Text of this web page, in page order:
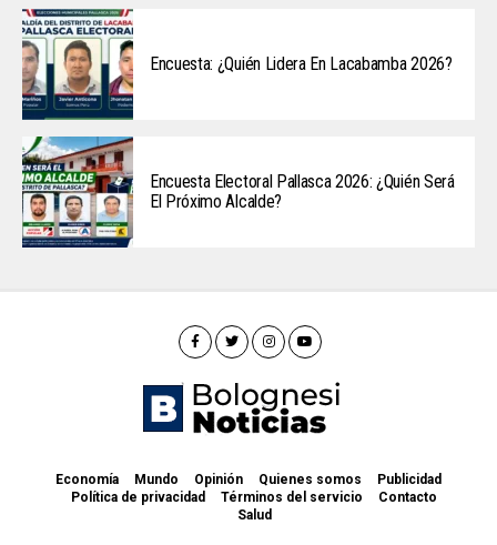
Encuesta: ¿Quién Lidera En Lacabamba 2026?
Encuesta Electoral Pallasca 2026: ¿Quién Será
El Próximo Alcalde?
Economía Mundo Opinión Quienes somos
Publicidad
Política de privacidad
Términos del servicio
Contacto
Salud